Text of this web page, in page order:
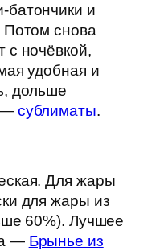
и
Потом снова
с ночёвкой,
удобная и
дольше
— сублиматы.
Для жары
для жары из
60%). Лучшее
— Брынье из